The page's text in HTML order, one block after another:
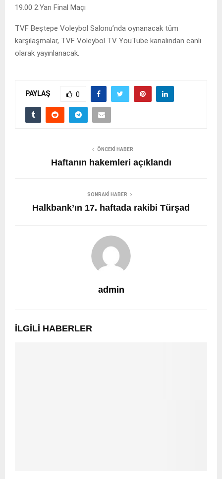
19.00 2.Yarı Final Maçı
TVF Beştepe Voleybol Salonu’nda oynanacak tüm
karşılaşmalar, TVF Voleybol TV YouTube kanalından canlı
olarak yayınlanacak.
PAYLAŞ 0
ÖNCEKI HABER
Haftanın hakemleri açıklandı
SONRAKI HABER
Halkbank’ın 17. haftada rakibi Türşad
admin
İLGILI HABERLER